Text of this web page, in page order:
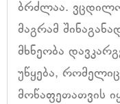
ბრძლაა.
მაგრამ
მხნეობა
უწყება,
მოწაფეთათვის